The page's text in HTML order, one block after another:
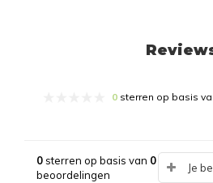
0 sterren op basis
0sterren op basis van 0
beoordelingen
Je